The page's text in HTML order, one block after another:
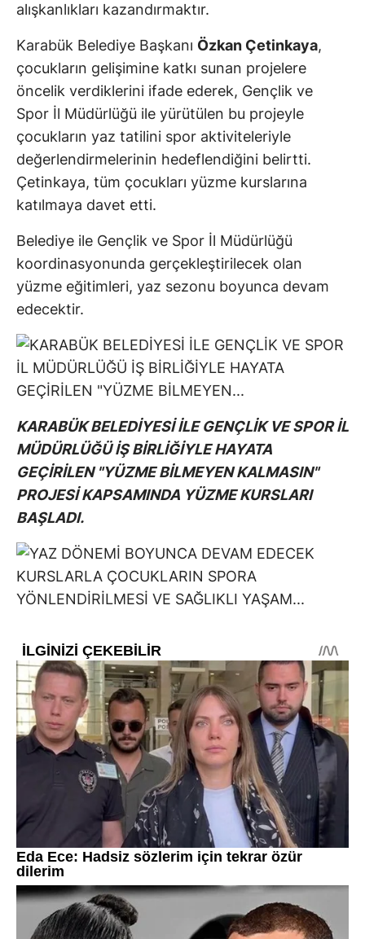
alışkanlıkları kazandırmaktır.
Karabük Belediye Başkanı Özkan Çetinkaya,
çocukların gelişimine katkı sunan projelere
öncelik verdiklerini ifade ederek, Gençlik ve
Spor İl Müdürlüğü ile yürütülen bu projeyle
çocukların yaz tatilini spor aktiviteleriyle
değerlendirmelerinin hedeflendiğini belirtti.
Çetinkaya, tüm çocukları yüzme kurslarına
katılmaya davet etti.
Belediye ile Gençlik ve Spor İl Müdürlüğü
koordinasyonunda gerçekleştirilecek olan
yüzme eğitimleri, yaz sezonu boyunca devam
edecektir.
KARABÜK BELEDİYESİ İLE GENÇLİK VE SPOR İL
MÜDÜRLÜĞÜ İŞ BİRLİĞİYLE HAYATA
GEÇİRİLEN "YÜZME BİLMEYEN KALMASIN"
PROJESİ KAPSAMINDA YÜZME KURSLARI
BAŞLADI.